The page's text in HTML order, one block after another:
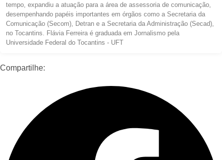
tempo, expandiu a atuação para a área de assessoria de comunicação,
desempenhando papéis importantes em órgãos como a Secretaria da
Comunicação (Secom), Detran e a Secretaria da Administração (Secad),
no Tocantins. Flávia Ferreira é graduada em Jornalismo pela
Universidade Federal do Tocantins - UFT
Compartilhe: